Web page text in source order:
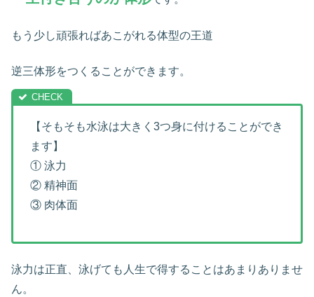
もう少し頑張ればあこがれる体型の王道
逆三体形をつくることができます。
【そもそも水泳は大きく3つ身に付けることができ
ます】
① 泳力
② 精神面
③ 肉体面
泳力は正直、泳げても人生で得することはあまりありませ
ん。